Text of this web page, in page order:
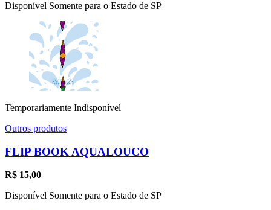
Disponível Somente para o Estado de SP
Temporariamente Indisponível
Outros produtos
FLIP BOOK AQUALOUCO
R$ 15,00
Disponível Somente para o Estado de SP